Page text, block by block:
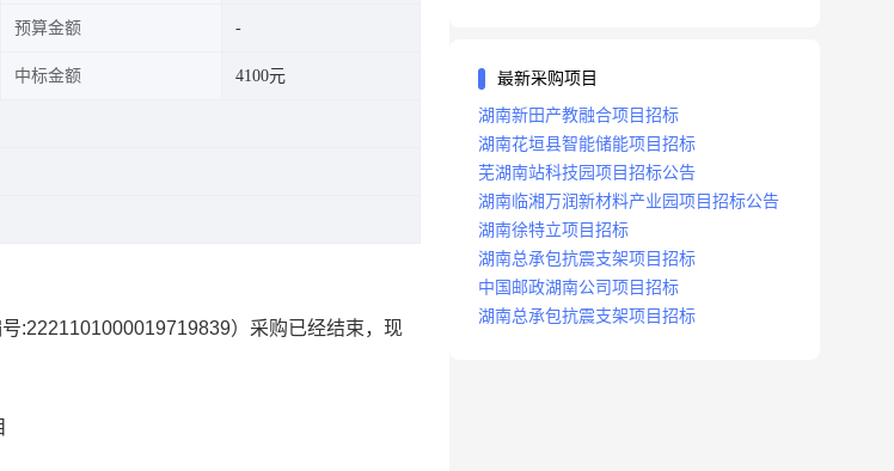
预算金额
中标金额 4100元
号:2221101000019719839）采购已经结束，现
最新采购项目
湖南新田产教融合项目招标
湖南花垣县智能储能项目招标
芜湖南站科技园项目招标公告
湖南临湘万润新材料产业园项目招标公告
湖南徐特立项目招标
湖南总承包抗震支架项目招标
中国邮政湖南公司项目招标
湖南总承包抗震支架项目招标